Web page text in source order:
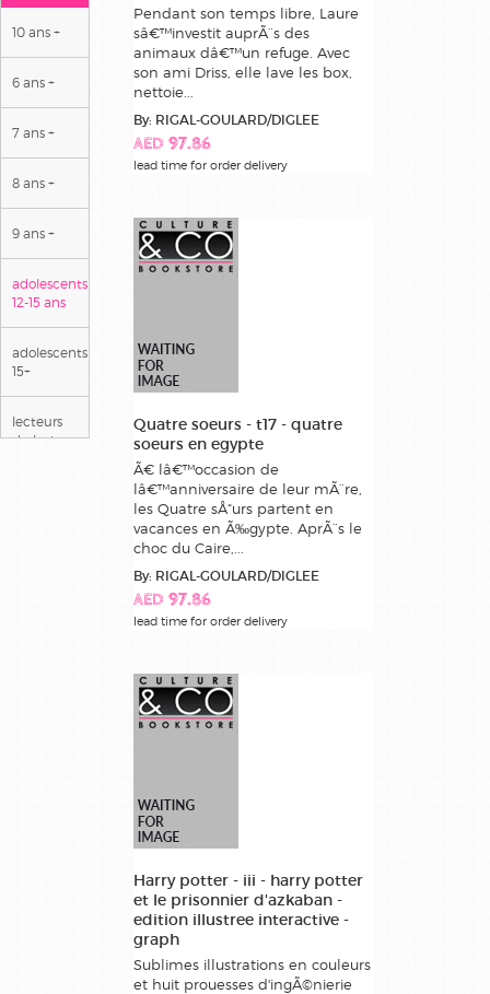
10 ans +
6 ans +
7 ans +
8 ans +
9 ans +
adolescents
12-15 ans
adolescents
15+
lecteurs
dyslexiques
Pendant son temps libre, Laure
sâ€™investit auprÃ¨s des
animaux dâ€™un refuge. Avec
son ami Driss, elle lave les box,
nettoie...
By: RIGAL-GOULARD/DIGLEE
AED 97.86
lead time for order delivery
Quatre soeurs - t17 - quatre
soeurs en egypte
Ã€ lâ€™occasion de
lâ€™anniversaire de leur mÃ¨re,
les Quatre sÅ“urs partent en
vacances en Ã‰gypte. AprÃ¨s le
choc du Caire,...
By: RIGAL-GOULARD/DIGLEE
AED 97.86
lead time for order delivery
Harry potter - iii - harry potter
et le prisonnier d'azkaban -
edition illustree interactive -
graph
Sublimes illustrations en couleurs
et huit prouesses d'ingÃ©nierie